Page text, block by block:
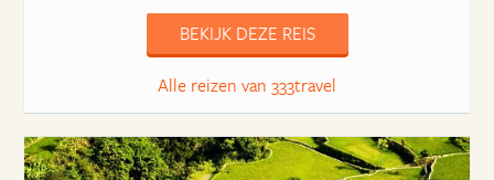
BEKIJK DEZE REIS
Alle reizen van 333travel